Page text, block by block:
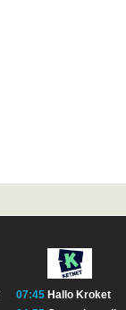
07:45 Hallo Kroket